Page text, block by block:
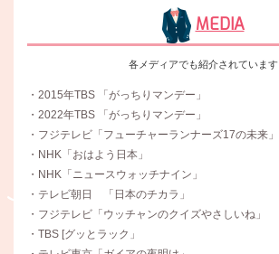
MEDIA
各メディアでも紹介されています
・2015年TBS 「がっちりマンデー」
・2022年TBS 「がっちりマンデー」
・フジテレビ「フューチャーランナーズ17の未来」
・NHK「おはよう日本」
・NHK「ニュースウォッチナイン」
・テレビ朝日 「日本のチカラ」
・フジテレビ「ウッチャンのクイズやさしいね」
・TBS [グッとラック」